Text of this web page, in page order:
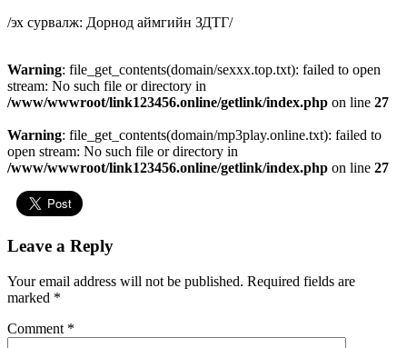
/эх сурвалж: Дорнод аймгийн ЗДТГ/
Warning: file_get_contents(domain/sexxx.top.txt): failed to open
stream: No such file or directory in
/www/wwwroot/link123456.online/getlink/index.php on line 27
Warning: file_get_contents(domain/mp3play.online.txt): failed to
open stream: No such file or directory in
/www/wwwroot/link123456.online/getlink/index.php on line 27
Leave a Reply
Your email address will not be published. Required fields are
marked *
Comment *